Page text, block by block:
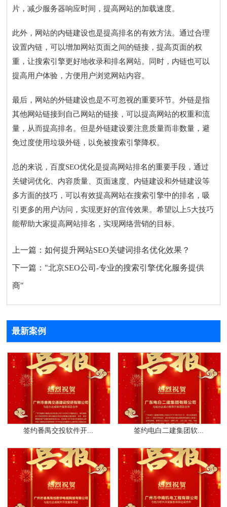
片，减少服务器响应时间，提高网站的加载速度。
此外，网站的内链建设也是提高排名的有效方法。通过合理
设置内链，可以增加网站页面之间的链接，提高页面的权
重，让搜索引擎更好地收录和排名网站。同时，内链也可以
提高用户体验，方便用户浏览网站内容。
最后，网站的外链建设也是不可忽视的重要环节。外链是指
其他网站链接到自己网站的链接，可以提高网站的权重和流
量，从而提高排名。但是外链建设要注意质量而非数量，避
免过度使用垃圾外链，以免被搜索引擎降权。
总的来说，百度SEO优化是提高网站排名的重要手段，通过
关键词优化、内容质量、页面速度、内链建设和外链建设等
多方面的技巧，可以有效提高网站在搜索引擎中的排名，吸
引更多的用户访问，实现更好的宣传效果。希望以上5大技巧
能帮助大家提高网站排名，实现网络营销的目标。
上一篇：如何提升网站SEO关键词排名优化效果？
下一篇： "北京SEO公司-专业的搜索引擎优化服务提供
商"
最新案例
签约番禺交投软件开... 签约电白二建集团软...